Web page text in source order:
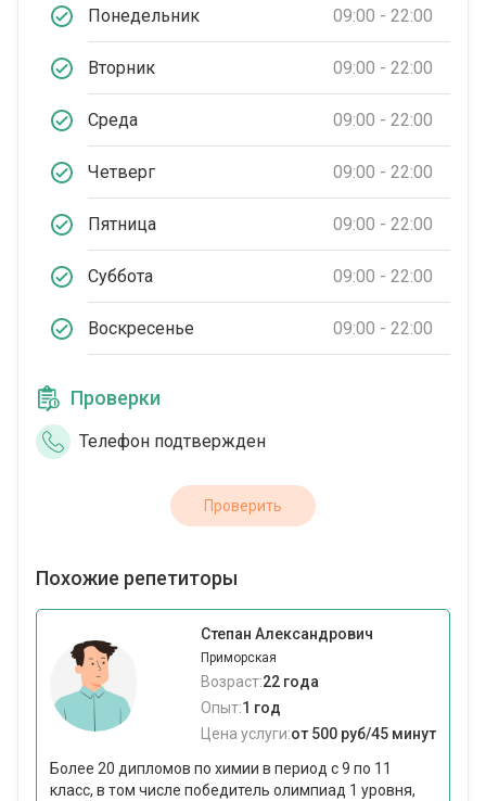
Понедельник 09:00 - 22:00
Вторник 09:00 - 22:00
Среда 09:00 - 22:00
Четверг 09:00 - 22:00
Пятница 09:00 - 22:00
Суббота 09:00 - 22:00
Воскресенье 09:00 - 22:00
Проверки
Телефон подтвержден
Проверить
Похожие репетиторы
Степан Александрович
Приморская
Возраст:22 года
Опыт:1 год
Цена услуги:от 500 руб/45 минут
Более 20 дипломов по химии в период с 9 по 11
класс, в том числе победитель олимпиад 1 уровня,